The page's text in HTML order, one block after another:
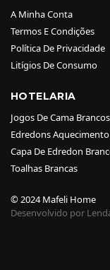
A Minha Conta
Termos E Condições
Política De Privacidade
Litígios De Consumo
HOTELARIA
Jogos De Cama Brancos
Edredons
Capa De Edredon
Toalhas Brancas
© 2024 Mafeli Home
Desenvolvido por